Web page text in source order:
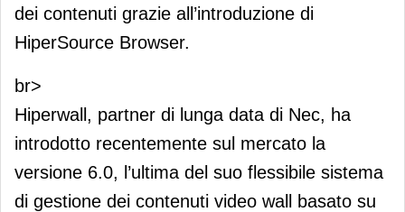
dei contenuti grazie all’introduzione di
HiperSource Browser.
br>
Hiperwall, partner di lunga data di Nec, ha
introdotto recentemente sul mercato la
versione 6.0, l’ultima del suo flessibile sistema
di gestione dei contenuti video wall basato su